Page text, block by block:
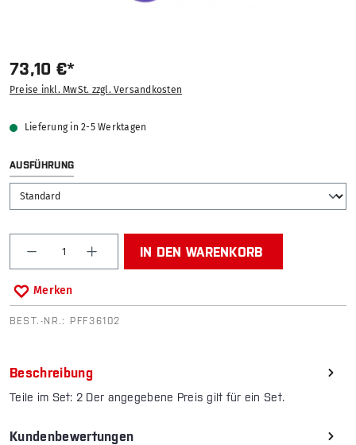
73,10 €*
Preise inkl. MwSt. zzgl. Versandkosten
Lieferung in 2-5 Werktagen
AUSFÜHRUNGAUSWÄHLEN
Produkt Anzahl: Gib den gewünschten Wert ein
IN DEN WARENKORB
Merken
BEST.-NR.: PFF36102
Beschreibung
Teile im Set: 2 Der angegebene Preis gilt für ein Set.
Kundenbewertungen